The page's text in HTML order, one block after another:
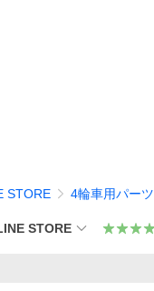
STORE 4輪車用パーツ
STORE